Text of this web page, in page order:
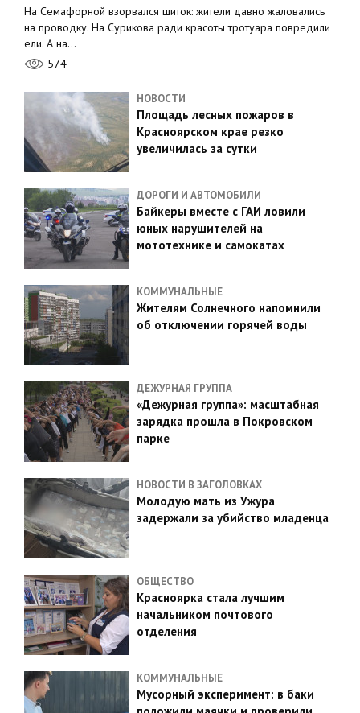
На Семафорной взорвался щиток: жители давно жаловались
на проводку. На Сурикова ради красоты тротуара повредили
ели. А на…
574
НОВОСТИ
Площадь лесных пожаров в
Красноярском крае резко
увеличилась за сутки
ДОРОГИ И АВТОМОБИЛИ
Байкеры вместе с ГАИ ловили
юных нарушителей на
мототехнике и самокатах
КОММУНАЛЬНЫЕ
Жителям Солнечного напомнили
об отключении горячей воды
ДЕЖУРНАЯ ГРУППА
«Дежурная группа»: масштабная
зарядка прошла в Покровском
парке
НОВОСТИ В ЗАГОЛОВКАХ
Молодую мать из Ужура
задержали за убийство младенца
ОБЩЕСТВО
Красноярка стала лучшим
начальником почтового
отделения
КОММУНАЛЬНЫЕ
Мусорный эксперимент: в баки